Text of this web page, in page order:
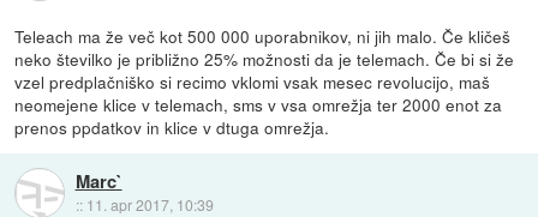
Teleach ma že več kot 500 000 uporabnikov, ni jih malo. Če kličeš
neko številko je približno 25% možnosti da je telemach. Če bi si že
vzel predplačniško si recimo vklomi vsak mesec revolucijo, maš
neomejene klice v telemach, sms v vsa omrežja ter 2000 enot za
prenos ppdatkov in klice v dtuga omrežja.
Marc`
:: 11. apr 2017, 10:39